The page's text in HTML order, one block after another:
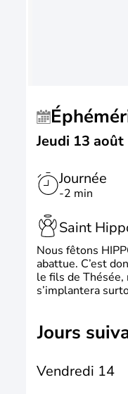
Jeudi 13 août
Journée
-2 min
Saint
Nous fêtons
abattue. C’est
le fils de Thésée,
s’implantera
jours
Vendredi 14